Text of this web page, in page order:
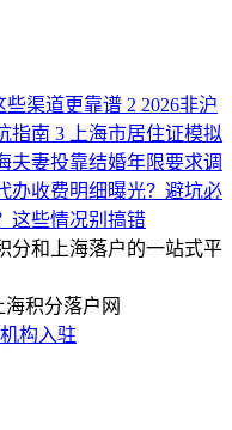
些渠道更靠谱 2 2026非沪
指南 3
上海市居住证模拟
夫妻投靠结婚年限要求调
办收费明细曝光？避坑必
这些情况别搞错
分和上海落户的一站式平
海积分落户网
机构入驻